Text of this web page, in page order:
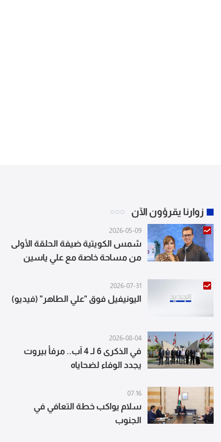
زوارنا يقرؤون الآن
2026-05-09
شمس الكويتية ضيفة الحلقة الأولى
من مساحة خاصة مع علي ياسين
2026-07-31
اليونيفيل فوق "علي الطاهر" (فيديو)
2026-08-04
في الذكرى 6 لـ 4 آب.. مرفأ بيروت
يجدد الوفاء لضحاياه
07:16
سلام يواكب خطة التعافي في
الجنوب